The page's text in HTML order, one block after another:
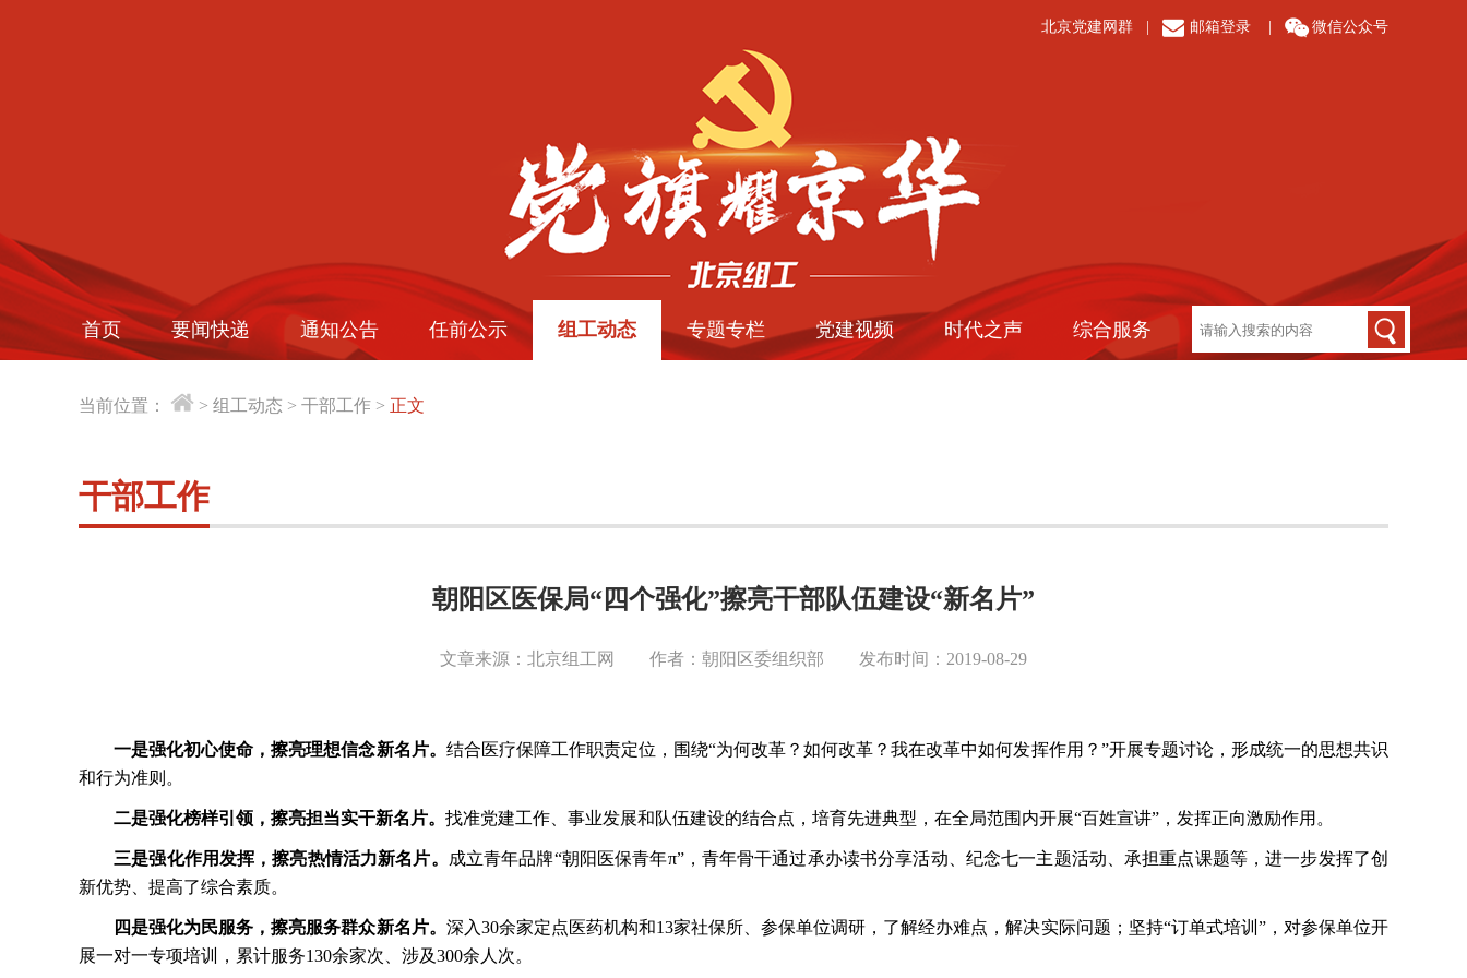
北京党建网群 邮箱登录 微信公众号
首页 要闻快递 通知公告 任前公示 组工动态 专题专栏 党建视频 时代之声 综合服务
当前位置： > 组工动态 > 干部工作 > 正文
干部工作
朝阳区医保局“四个强化”擦亮干部队伍建设“新名片”
文章来源：北京组工网 作者：朝阳区委组织部 发布时间：2019-08-29
一是强化初心使命，擦亮理想信念新名片。 结合医疗保障工作职责定位，围绕“为何改革？如何改革？我在改革中如何发挥作用？”开展专题讨论，形成统一的思想共识
和行为准则。
二是强化榜样引领，擦亮担当实干新名片。找准党建工作、事业发展和队伍建设的结合点，培育先进典型，在全局范围内开展“百姓宣讲”，发挥正向激励作用。
三是强化作用发挥，擦亮热情活力新名片。 成立青年品牌“朝阳医保青年π”，青年骨干通过承办读书分享活动、纪念七一主题活动、承担重点课题等，进一步发挥了创
新优势、提高了综合素质。
四是强化为民服务，擦亮服务群众新名片。 深入30余家定点医药机构和13家社保所、参保单位调研，了解经办难点，解决实际问题；坚持“订单式培训”，对参保单位开
展一对一专项培训，累计服务130余家次、涉及300余人次。